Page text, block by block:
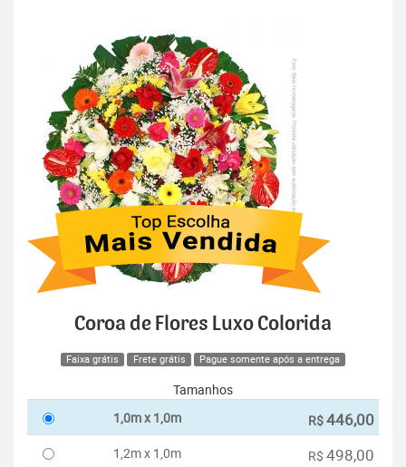
Coroa de Flores Luxo Colorida
Faixa grátis Frete grátis Pague somente após a entrega
Tamanhos
1,0m x 1,0m
R$446,00
1,2m x 1,0m R$ 498,00